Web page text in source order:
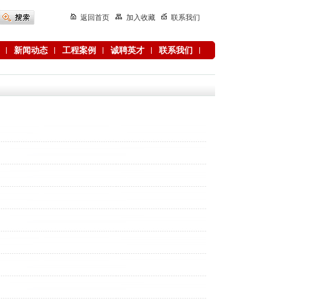
新闻动态 工程案例 诚聘英才 联系我们
返回首页 加入收藏 联系我们